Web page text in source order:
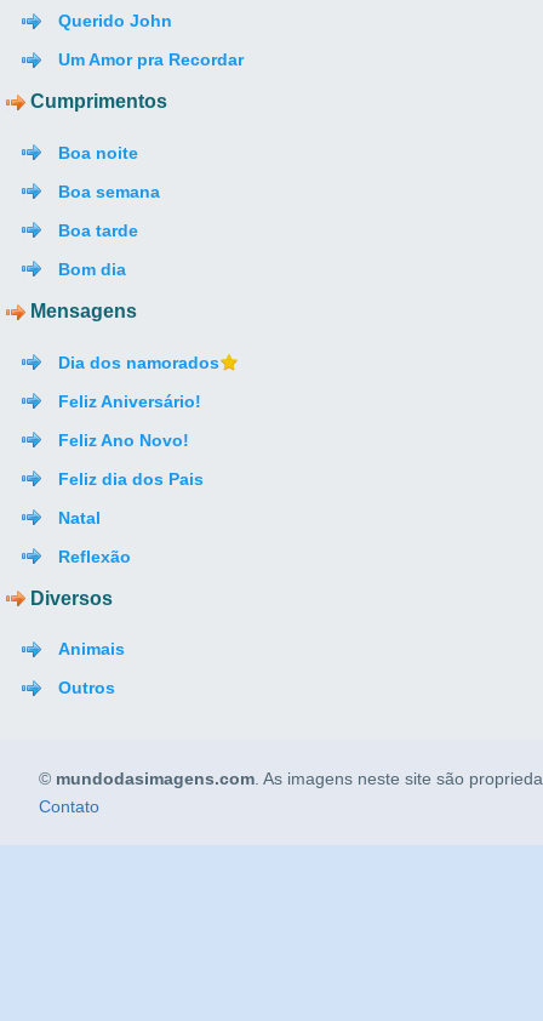
Querido John
Um Amor pra Recordar
Cumprimentos
Boa noite
Boa semana
Boa tarde
Bom dia
Mensagens
Dia dos namorados
Feliz Aniversário!
Feliz Ano Novo!
Feliz dia dos Pais
Natal
Reflexão
Diversos
Animais
Outros
© mundodasimagens.com . As imagens neste site são
Contato